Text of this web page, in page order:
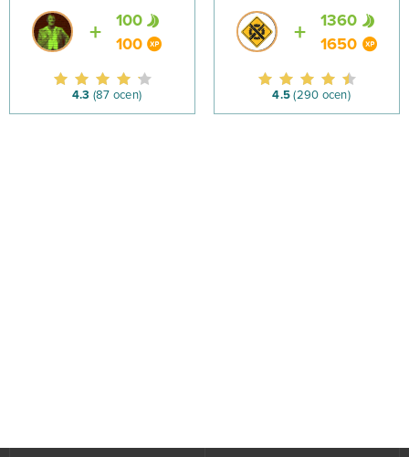
100
100
4.3 (87 ocen)
1360
1650
4.5 (290 ocen)